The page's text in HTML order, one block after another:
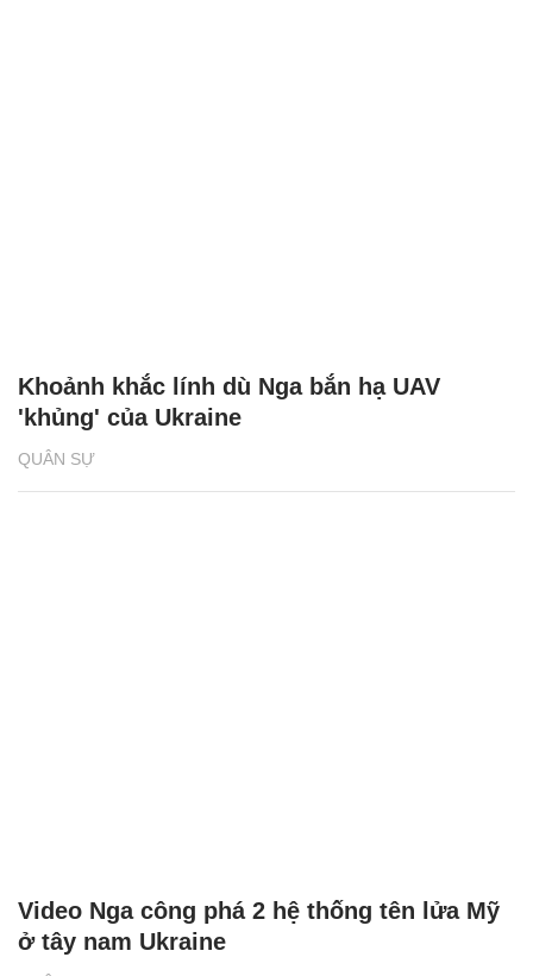
QUÂN SỰ
Khoảnh khắc lính dù Nga bắn hạ UAV
'khủng' của Ukraine
Video Nga công phá 2 hệ thống tên lửa Mỹ
ở tây nam Ukraine